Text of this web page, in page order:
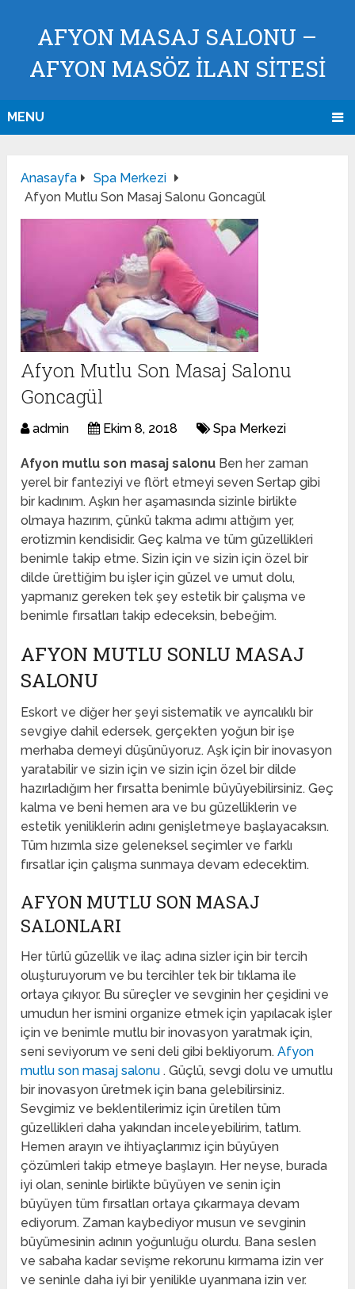
AFYON MASAJ SALONU –
AFYON MASÖZ İLAN SİTESİ
MENU
Anasayfa
Spa Merkezi
Afyon Mutlu Son Masaj Salonu Goncagül
Afyon Mutlu Son Masaj Salonu
Goncagül
admin Ekim 8, 2018 Spa Merkezi
Afyon mutlu son masaj salonu Ben her zaman
yerel bir fanteziyi ve flört etmeyi seven Sertap gibi
bir kadınım. Aşkın her aşamasında sizinle birlikte
olmaya hazırım, çünkü takma adımı attığım yer,
erotizmin kendisidir. Geç kalma ve tüm güzellikleri
benimle takip etme. Sizin için ve sizin için özel bir
dilde ürettiğim bu işler için güzel ve umut dolu,
yapmanız gereken tek şey estetik bir çalışma ve
benimle fırsatları takip edeceksin, bebeğim.
AFYON MUTLU SONLU MASAJ
SALONU
Eskort ve diğer her şeyi sistematik ve ayrıcalıklı bir
sevgiye dahil edersek, gerçekten yoğun bir işe
merhaba demeyi düşünüyoruz. Aşk için bir inovasyon
yaratabilir ve sizin için ve sizin için özel bir dilde
hazırladığım her fırsatta benimle büyüyebilirsiniz. Geç
kalma ve beni hemen ara ve bu güzelliklerin ve
estetik yeniliklerin adını genişletmeye başlayacaksın.
Tüm hızımla size geleneksel seçimler ve farklı
fırsatlar için çalışma sunmaya devam edecektim.
AFYON MUTLU SON MASAJ
SALONLARI
Her türlü güzellik ve ilaç adına sizler için bir tercih
oluşturuyorum ve bu tercihler tek bir tıklama ile
ortaya çıkıyor. Bu süreçler ve sevginin her çeşidini ve
umudun her ismini organize etmek için yapılacak işler
için ve benimle mutlu bir inovasyon yaratmak için,
seni seviyorum ve seni deli gibi bekliyorum.Afyon
mutlu son masaj salonu. Güçlü, sevgi dolu ve umutlu
bir inovasyon üretmek için bana gelebilirsiniz.
Sevgimiz ve beklentilerimiz için üretilen tüm
güzellikleri daha yakından inceleyebilirim, tatlım.
Hemen arayın ve ihtiyaçlarımız için büyüyen
çözümleri takip etmeye başlayın. Her neyse, burada
iyi olan, seninle birlikte büyüyen ve senin için
büyüyen tüm fırsatları ortaya çıkarmaya devam
ediyorum. Zaman kaybediyor musun ve sevginin
büyümesinin adının yoğunluğu olurdu. Bana seslen
ve sabaha kadar sevişme rekorunu kırmama izin ver
ve seninle daha iyi bir yenilikle uyanmana izin ver.